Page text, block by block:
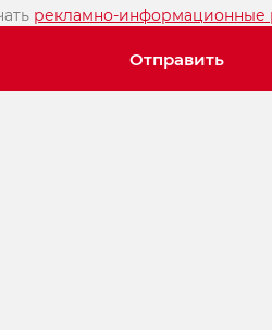
рекламно-информационные
Отправить